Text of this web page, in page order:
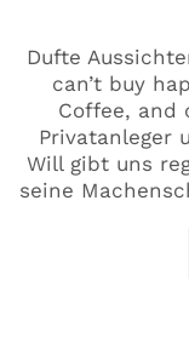
Dufte
can’t buy
Coffee, and
Privatanleger
Will gibt uns
seine